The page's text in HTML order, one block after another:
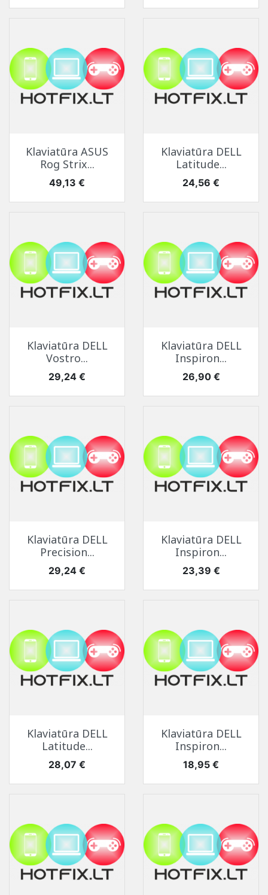
Klaviatūra ASUS
Rog Strix...
Kaina
49,13 €
Klaviatūra DELL
Latitude...
Kaina
24,56 €
Klaviatūra DELL
Vostro...
Kaina
29,24 €
Klaviatūra DELL
Inspiron...
Kaina
26,90 €
Klaviatūra DELL
Precision...
Kaina
29,24 €
Klaviatūra DELL
Inspiron...
Kaina
23,39 €
Klaviatūra DELL
Latitude...
Kaina
28,07 €
Klaviatūra DELL
Inspiron...
Kaina
18,95 €